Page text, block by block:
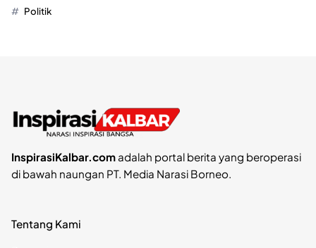
Politik
InspirasiKalbar.comadalah portal berita yang beroperasi
di bawah naungan PT. Media Narasi Borneo.
Tentang Kami